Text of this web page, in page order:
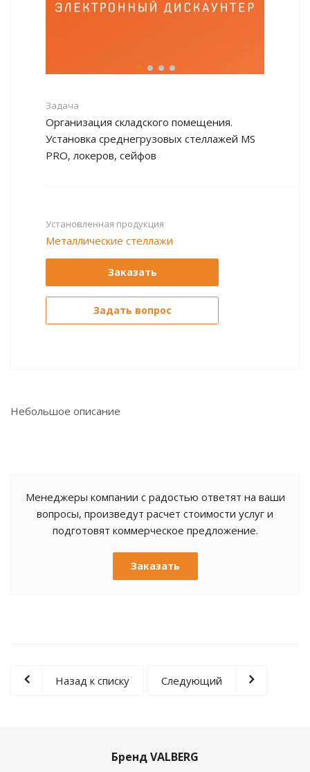
Задача
Организация складского помещения.
Установка среднегрузовых стеллажей MS
PRO, локеров, сейфов
Установленная продукция
Металлические стеллажи
Заказать
Задать вопрос
Небольшое описание
Менеджеры компании с радостью ответят на ваши
вопросы, произведут расчет стоимости услуг и
подготовят коммерческое предложение.
Заказать
Назад к списку Следующий
Бренд VALBERG